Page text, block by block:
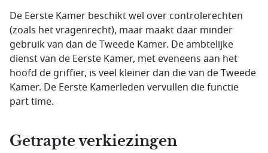
De Eerste Kamer beschikt wel over controlerechten
(zoals het vragenrecht), maar maakt daar minder
gebruik van dan de Tweede Kamer. De ambtelijke
dienst van de Eerste Kamer, met eveneens aan het
hoofd de griffier, is veel kleiner dan die van de Tweede
Kamer. De Eerste Kamerleden vervullen die functie
part time.
Getrapte verkiezingen